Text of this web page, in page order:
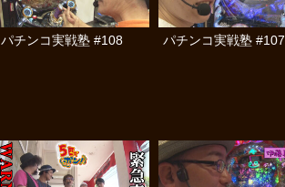
パチンコ実戦塾 #108 パチンコ実戦塾 #107